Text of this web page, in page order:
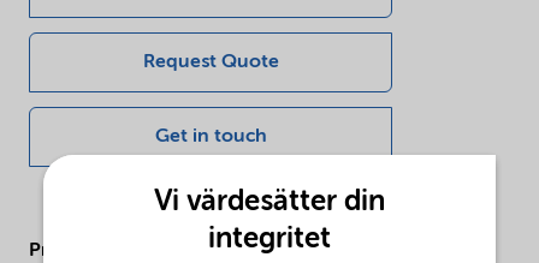
Request Quote
Get in touch
ProductBrand
Vi värdesätter din
integritet